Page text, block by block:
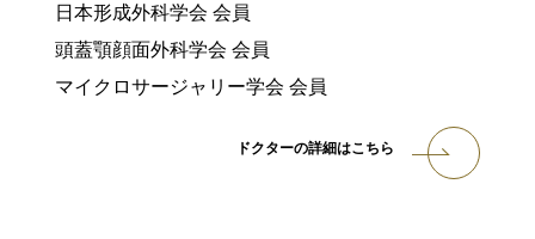
日本形成外科学会 会員
頭蓋顎顔面外科学会 会員
マイクロサージャリー学会 会員
ドクターの詳細はこちら